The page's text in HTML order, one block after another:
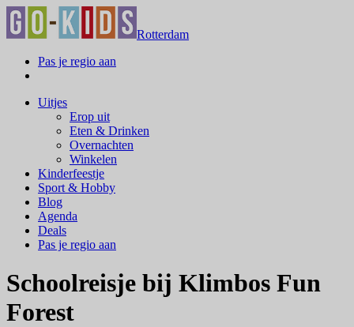
Rotterdam
Pas je regio aan
Uitjes
Erop uit
Eten & Drinken
Overnachten
Winkelen
Kinderfeestje
Sport & Hobby
Blog
Agenda
Deals
Pas je regio aan
Schoolreisje bij Klimbos Fun
Forest